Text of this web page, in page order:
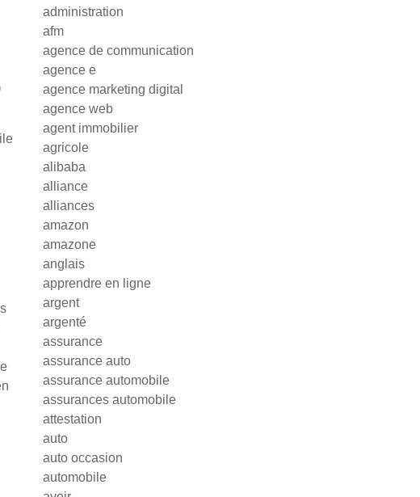
administration
afm
agence de communication
agence e
agence marketing digital
agence web
agent immobilier
agricole
alibaba
alliance
alliances
amazon
amazone
anglais
apprendre en ligne
argent
argenté
assurance
assurance auto
assurance automobile
assurances automobile
attestation
auto
auto occasion
automobile